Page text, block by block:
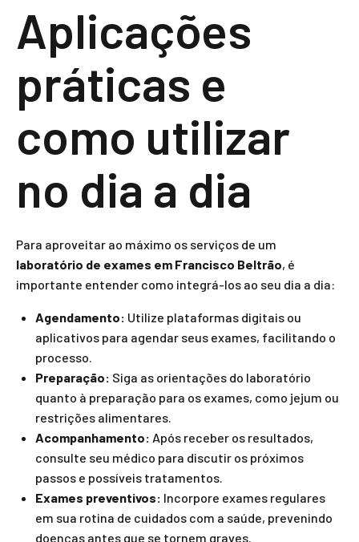
Aplicações
práticas e
como utilizar
no dia a dia
Para aproveitar ao máximo os serviços de um
laboratório de exames em Francisco Beltrão, é
importante entender como integrá-los ao seu dia a dia:
Agendamento: Utilize plataformas digitais ou
aplicativos para agendar seus exames, facilitando o
processo.
Preparação: Siga as orientações do laboratório
quanto à preparação para os exames, como jejum ou
restrições alimentares.
Acompanhamento: Após receber os resultados,
consulte seu médico para discutir os próximos
passos e possíveis tratamentos.
Exames preventivos: Incorpore exames regulares
em sua rotina de cuidados com a saúde, prevenindo
doenças antes que se tornem graves.